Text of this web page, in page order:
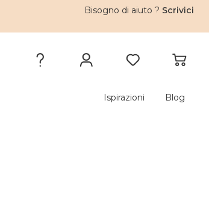
Bisogno di aiuto ? Scrivici
Ispirazioni Blog